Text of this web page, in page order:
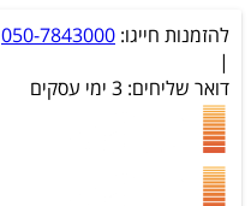
להזמנות חייגו: 050-7843000
|
דואר שליחים: 3 ימי עסקים